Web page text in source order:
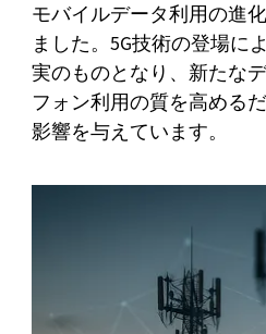
モバイルデータ利用の進
ました。5G技術の登場に
実のものとなり、新たな
フォン利用の質を高める
影響を与えています。